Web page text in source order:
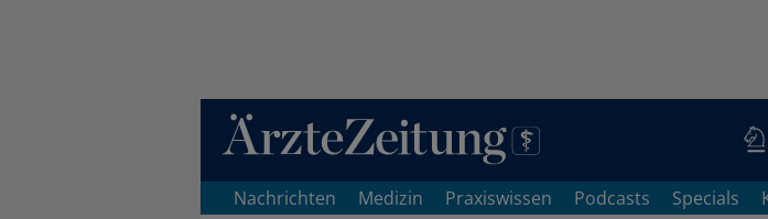
Direkt zum Inhaltsbereich
Nachrichten Medizin Praxiswissen Podcasts Specials